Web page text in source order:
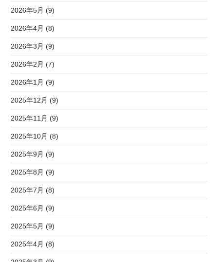
2026年5月 (9)
2026年4月 (8)
2026年3月 (9)
2026年2月 (7)
2026年1月 (9)
2025年12月 (9)
2025年11月 (9)
2025年10月 (8)
2025年9月 (9)
2025年8月 (9)
2025年7月 (8)
2025年6月 (9)
2025年5月 (9)
2025年4月 (8)